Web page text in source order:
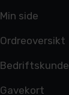
Min side
Ordreoversikt
Bedriftskunde
Gavekort